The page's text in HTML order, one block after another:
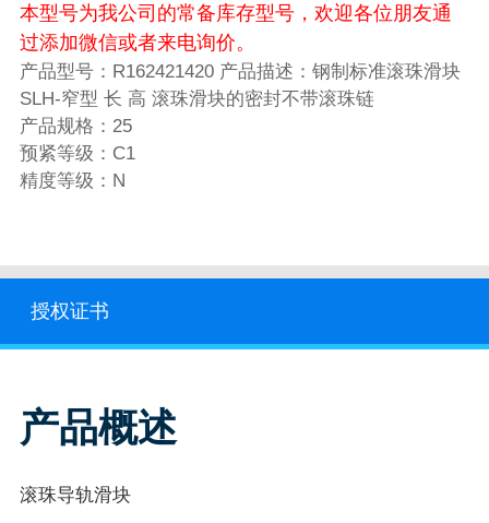
本型号为我公司的常备库存型号，欢迎各位朋友通
过添加微信或者来电询价。
产品型号：R162421420 产品描述：钢制标准滚珠滑块
SLH-窄型 长 高 滚珠滑块的密封不带滚珠链
产品规格：25
预紧等级：C1
精度等级：N
授权证书
产品概述
滚珠导轨滑块